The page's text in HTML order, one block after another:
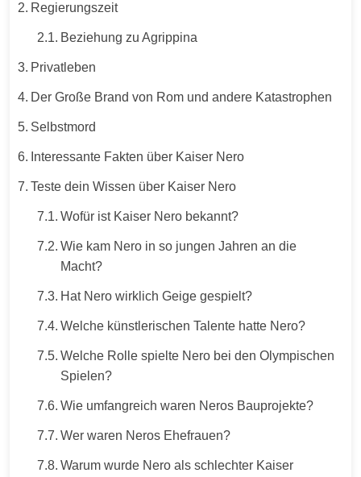
Regierungszeit
Beziehung zu Agrippina
Privatleben
Der Große Brand von Rom und andere Katastrophen
Selbstmord
Interessante Fakten über Kaiser Nero
Teste dein Wissen über Kaiser Nero
Wofür ist Kaiser Nero bekannt?
Wie kam Nero in so jungen Jahren an die
Macht?
Hat Nero wirklich Geige gespielt?
Welche künstlerischen Talente hatte Nero?
Welche Rolle spielte Nero bei den Olympischen
Spielen?
Wie umfangreich waren Neros Bauprojekte?
Wer waren Neros Ehefrauen?
Warum wurde Nero als schlechter Kaiser